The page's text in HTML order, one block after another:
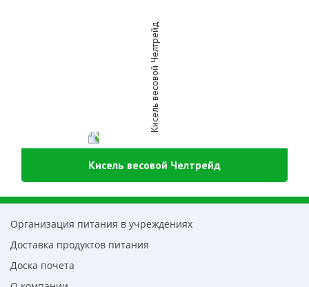
Кисель весовой Челтрейд
Организация питания в учреждениях
Доставка продуктов питания
Доска почета